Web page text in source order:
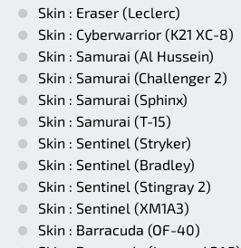
Skin : Eraser (Leclerc)
Skin : Cyberwarrior (K21 XC-8)
Skin : Samurai (Al Hussein)
Skin : Samurai (Challenger 2)
Skin : Samurai (Sphinx)
Skin : Samurai (T-15)
Skin : Sentinel (Stryker)
Skin : Sentinel (Bradley)
Skin : Sentinel (Stingray 2)
Skin : Sentinel (XM1A3)
Skin : Barracuda (OF-40)